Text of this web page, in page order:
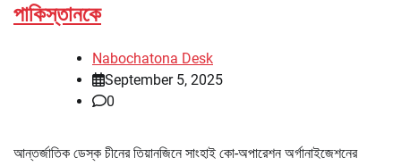
পাকিস্তানকে
Nabochatona Desk
September 5, 2025
0
আন্তর্জাতিক ডেস্ক চীনের তিয়ানজিনে সাংহাই কো-অপারেশন অর্গানাইজেশনের